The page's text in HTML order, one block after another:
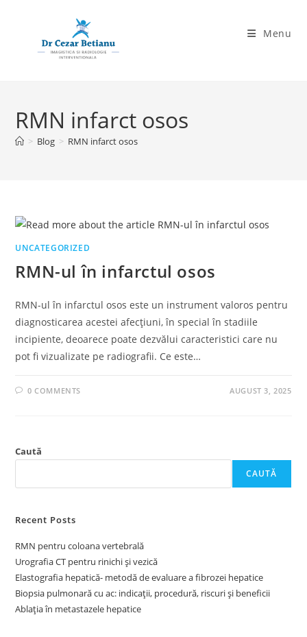
Menu
RMN infarct osos
> Blog > RMN infarct osos
UNCATEGORIZED
RMN-ul în infarctul osos
RMN-ul în infarctul osos este un instrument valoros pentru
diagnosticarea acestei afecțiuni, în special în stadiile
incipiente, deoarece poate dezvălui caracteristici care nu
pot fi vizualizate pe radiografii. Ce este…
0 COMMENTS AUGUST 3, 2025
Caută
CAUTĂ
Recent Posts
RMN pentru coloana vertebrală
Urografia CT pentru rinichi și vezică
Elastografia hepatică- metodă de evaluare a fibrozei hepatice
Biopsia pulmonară cu ac: indicații, procedură, riscuri și beneficii
Ablația în metastazele hepatice